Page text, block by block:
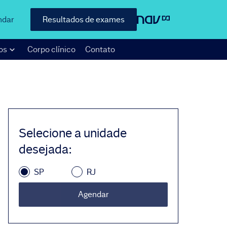
Resultados de exames
Corpo clínico Contato
Selecione a unidade
desejada:
SP RJ
Agendar